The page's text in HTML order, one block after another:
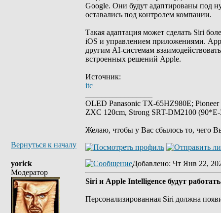
Google. Они будут адаптированы под
оставались под контролем компании.
Такая адаптация может сделать Siri
iOS и управлением приложениями.
другим AI-системам
встроенных решений Apple.
Источник:
itc
OLED Panasonic TX-65HZ980E;
ZXC 120cm, Strong SRT-DM2100
Желаю, чтобы у Вас сбылось то, чего
Вернуться к началу
yorick
Модератор
Добавлено: Чт Янв 22,
Siri и Apple Intelligence будут
Персонализированная Siri должна